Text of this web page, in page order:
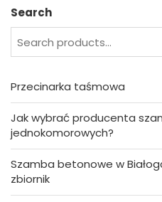
Search
Przecinarka taśmowa
Jak wybrać producenta
jednokomorowych?
Szamba betonowe w
zbiornik